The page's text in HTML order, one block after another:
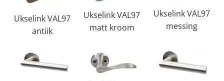
Ukselink VAL97
antiik
Ukselink VAL97
matt kroom
Ukselink VAL97
messing